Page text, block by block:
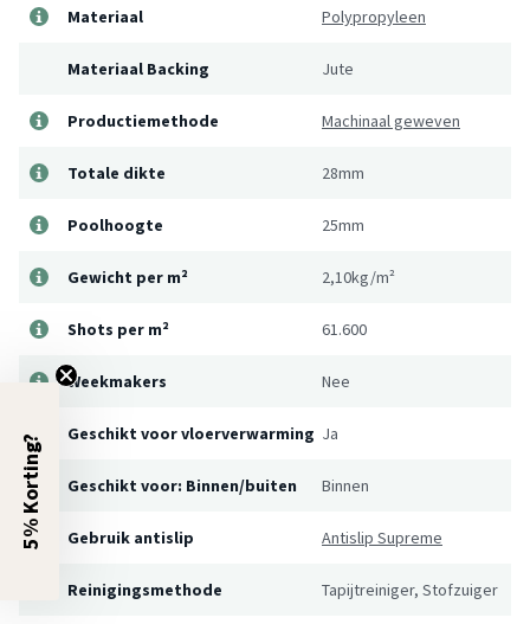
Materiaal Polypropyleen
Materiaal Backing Jute
Productiemethode Machinaal geweven
Totale dikte 28mm
Poolhoogte 25mm
Gewicht per m² 2,10kg/m²
Shots per m² 61.600
Weekmakers Nee
Geschikt voor vloerverwarming Ja
Geschikt voor: Binnen/buiten Binnen
Gebruik antislip Antislip Supreme
Reinigingsmethode Tapijtreiniger, Stofzuiger
5% Korting?